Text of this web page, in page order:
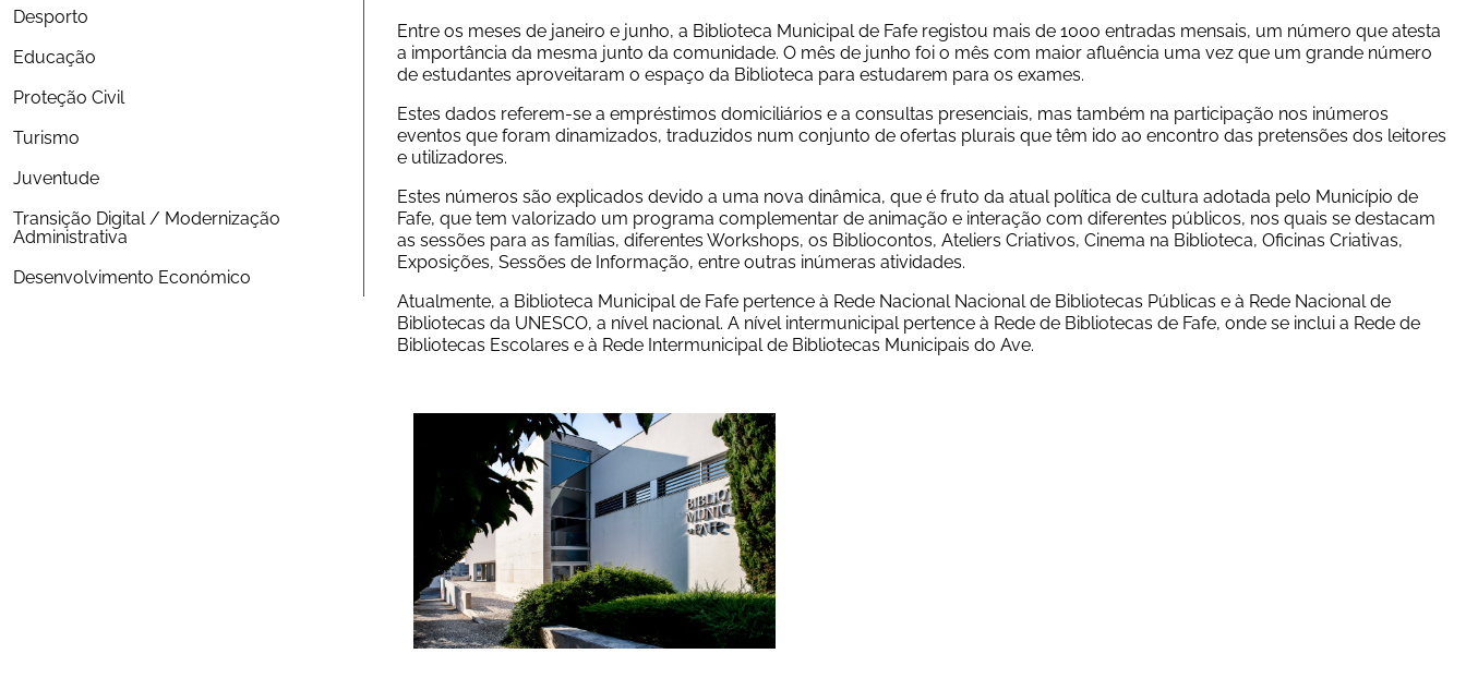
Desporto
Educação
Proteção Civil
Turismo
Juventude
Transição Digital / Modernização
Administrativa
Desenvolvimento Económico
Entre os meses de janeiro e junho, a Biblioteca Municipal de Fafe registou mais de 1000 entradas mensais, um número que atesta
a importância da mesma junto da comunidade. O mês de junho foi o mês com maior afluência uma vez que um grande número
de estudantes aproveitaram o espaço da Biblioteca para estudarem para os exames.
Estes dados referem-se a empréstimos domiciliários e a consultas presenciais, mas também na participação nos inúmeros
eventos que foram dinamizados, traduzidos num conjunto de ofertas plurais que têm ido ao encontro das pretensões dos leitores
e utilizadores.
Estes números são explicados devido a uma nova dinâmica, que é fruto da atual política de cultura adotada pelo Município de
Fafe, que tem valorizado um programa complementar de animação e interação com diferentes públicos, nos quais se destacam
as sessões para as famílias, diferentes Workshops, os Bibliocontos, Ateliers Criativos, Cinema na Biblioteca, Oficinas Criativas,
Exposições, Sessões de Informação, entre outras inúmeras atividades.
Atualmente, a Biblioteca Municipal de Fafe pertence à Rede Nacional Nacional de Bibliotecas Públicas e à Rede Nacional de
Bibliotecas da UNESCO, a nível nacional. A nível intermunicipal pertence à Rede de Bibliotecas de Fafe, onde se inclui a Rede de
Bibliotecas Escolares e à Rede Intermunicipal de Bibliotecas Municipais do Ave.